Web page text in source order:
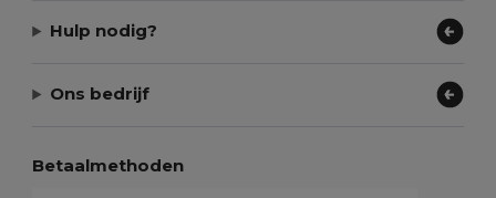
Hulp nodig?
Ons bedrijf
Betaalmethoden